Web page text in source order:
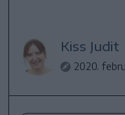
Kiss Judit
2020.